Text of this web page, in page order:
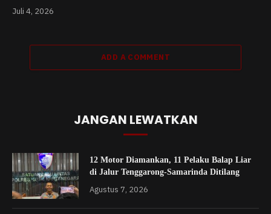
Juli 4, 2026
ADD A COMMENT
JANGAN LEWATKAN
12 Motor Diamankan, 11 Pelaku Balap Liar
di Jalur Tenggarong-Samarinda Ditilang
Agustus 7, 2026